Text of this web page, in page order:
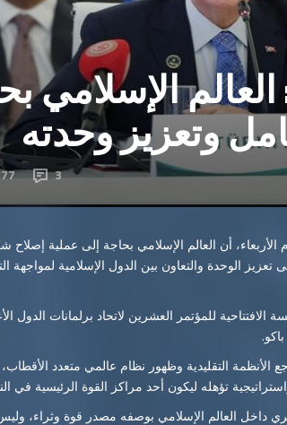
الإسلامي
وتعزيز وحدته
3
أن العالم الإسلامي بحاجة إلى عملية إصلاح
الوحدة والتعاون بين الدول الإسلامية لمواجهة
للمؤتمر العشرين لاتحاد برلمانات الدول
الأنظمة التقليدية وظهور نظام عالمي متعدد
تؤهله ليكون أحد مراكز القوة الرئيسية في
داخل العالم الإسلامي بوصفه مصدر قوة وثراء،